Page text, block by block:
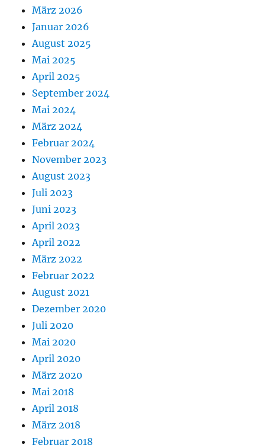
März 2026
Januar 2026
August 2025
Mai 2025
April 2025
September 2024
Mai 2024
März 2024
Februar 2024
November 2023
August 2023
Juli 2023
Juni 2023
April 2023
April 2022
März 2022
Februar 2022
August 2021
Dezember 2020
Juli 2020
Mai 2020
April 2020
März 2020
Mai 2018
April 2018
März 2018
Februar 2018